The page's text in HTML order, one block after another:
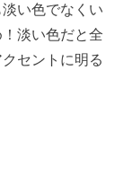
い色でなくい
淡い色だと全
セントに明る